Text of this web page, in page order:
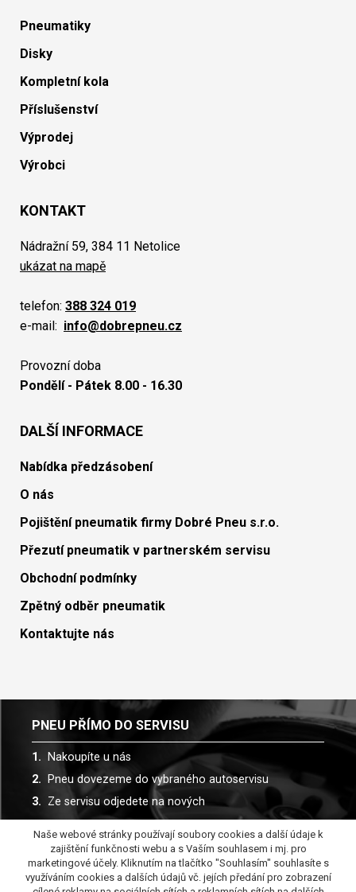
Pneumatiky
Disky
Kompletní kola
Příslušenství
Výprodej
Výrobci
KONTAKT
Nádražní 59, 384 11 Netolice
ukázat na mapě
telefon: 388 324 019
e-mail: info@dobrepneu.cz
Provozní doba
Pondělí - Pátek 8.00 - 16.30
DALŠÍ INFORMACE
Nabídka předzásobení
O nás
Pojištění pneumatik firmy Dobré Pneu s.r.o.
Přezutí pneumatik v partnerském servisu
Obchodní podmínky
Zpětný odběr pneumatik
Kontaktujte nás
PNEU PŘÍMO DO SERVISU
Nakoupíte u nás
Pneu dovezeme do vybraného autoservisu
Ze servisu odjedete na nových
Spolupracujeme s více než 30 autoservisy
Naše webové stránky používají soubory cookies a další údaje k
zajištění funkčnosti webu a s Vaším souhlasem i mj. pro
marketingové účely. Kliknutím na tlačítko "Souhlasím" souhlasíte s
využíváním cookies a dalších údajů vč. jejích předání pro zobrazení